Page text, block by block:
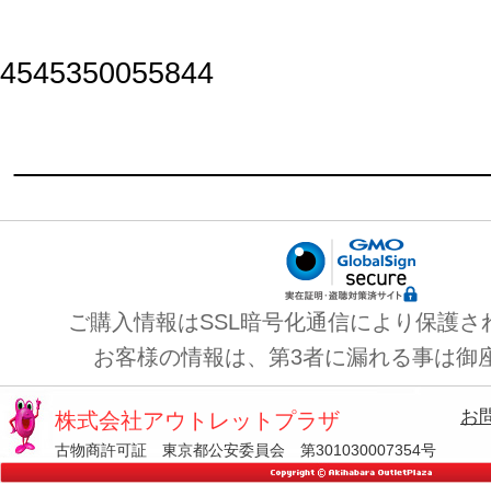
4545350055844
ご購入情報はSSL暗号化通信により保護さ
お客様の情報は、第3者に漏れる事は御
株式会社アウトレットプラザ
古物商許可証 東京都公安委員会 第301030007354号
お